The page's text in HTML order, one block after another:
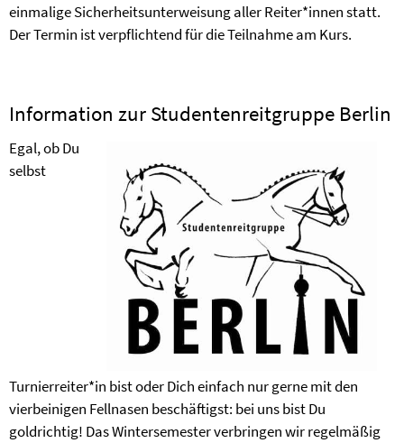
einmalige Sicherheitsunterweisung aller Reiter*innen statt.
Der Termin ist verpflichtend für die Teilnahme am Kurs.
Information zur Studentenreitgruppe Berlin
Egal, ob Du
selbst
Turnierreiter*in bist oder Dich einfach nur gerne mit den
vierbeinigen Fellnasen beschäftigst: bei uns bist Du
goldrichtig! Das Wintersemester verbringen wir regelmäßig